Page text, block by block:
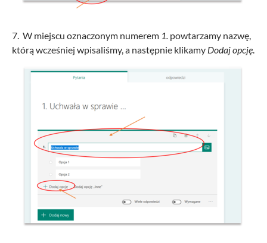
7. W miejscu oznaczonym numerem 1. powtarzamy nazwę,
którą wcześniej wpisaliśmy, a następnie klikamy Dodaj opcję.